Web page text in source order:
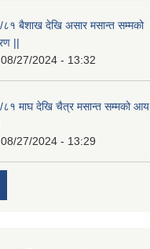
बैशाख देखि असार मसान्त सम्मको
||
08/27/2024 - 13:32
माघ देखि चैत्र मसान्त सम्मको आय
08/27/2024 - 13:29